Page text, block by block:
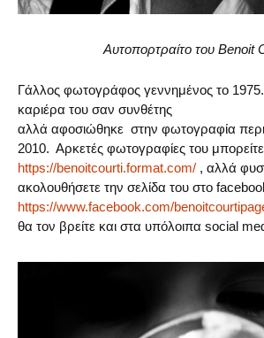
Αυτοπορτραίτο του Benoit
Γάλλος φωτογράφος γεννημένος το 1975.
καριέρα του σαν συνθέτης
αλλά αφοσιώθηκε στην φωτογραφία
2010. Αρκετές φωτογραφίες του
https://benoitcourti.format.com/ , αλλά
ακολουθήσετε την σελίδα του στο
https://www.facebook.com/
θα τον βρείτε και στα υπόλοιπα social